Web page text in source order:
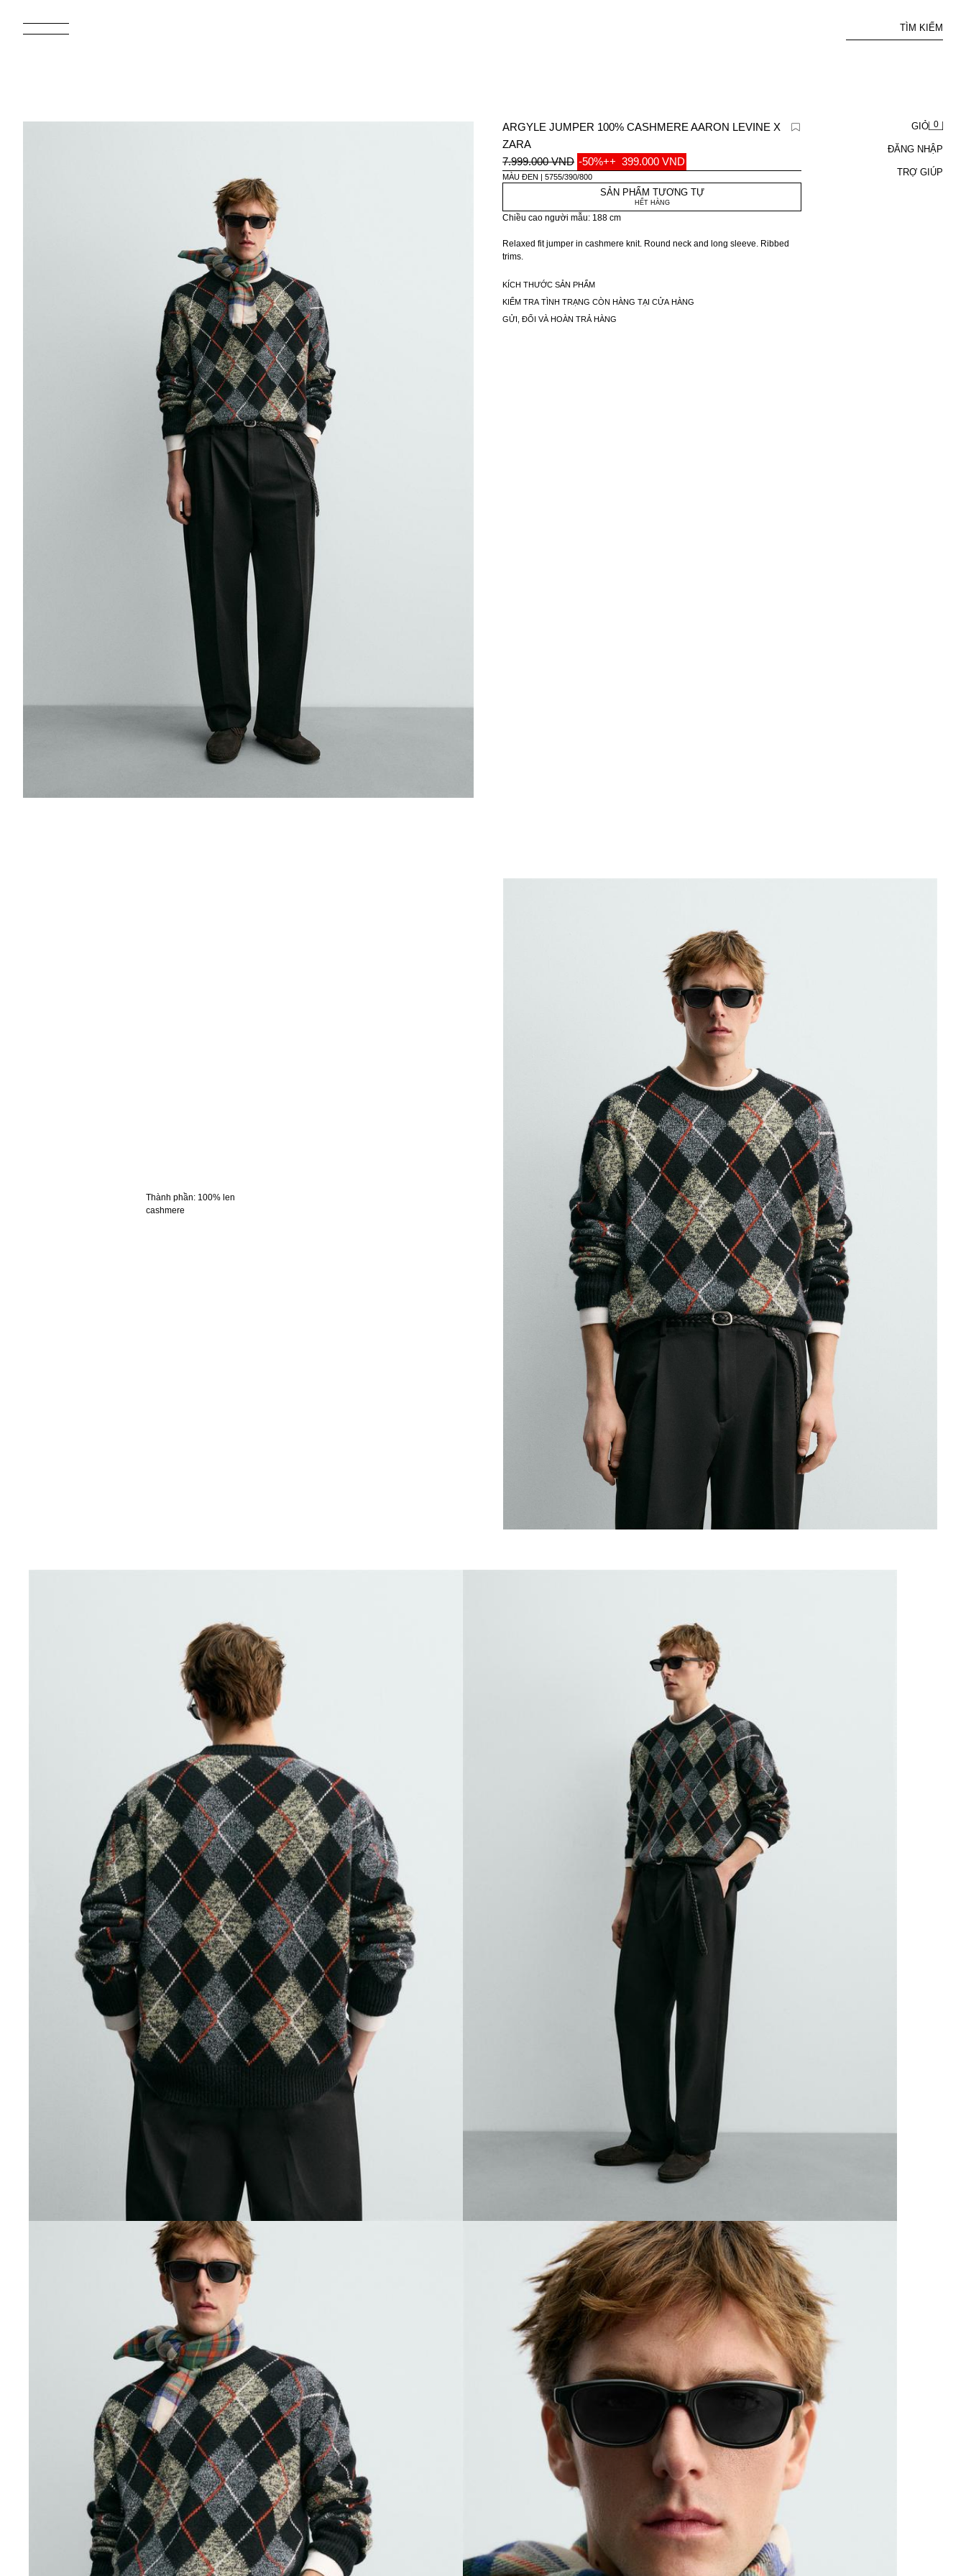
TÌM KIẾM
GIỎ 0
ĐĂNG NHẬP
TRỢ GIÚP
ARGYLE JUMPER 100% CASHMERE AARON LEVINE X
ZARA
7.999.000 VND -50%++ 399.000 VND
MÀU ĐEN 5755/390/800
SẢN PHẨM TƯƠNG TỰ
HẾT HÀNG
Chiều cao người mẫu: 188 cm
Relaxed fit jumper in cashmere knit. Round neck and long sleeve. Ribbed
trims.
Special Aaron Levine x ZARA collection.
KÍCH THƯỚC SẢN PHẨM
KIỂM TRA TÌNH TRẠNG CÒN HÀNG TẠI CỬA HÀNG
GỬI, ĐỔI VÀ HOÀN TRẢ HÀNG
Thành phần: 100% len
cashmere